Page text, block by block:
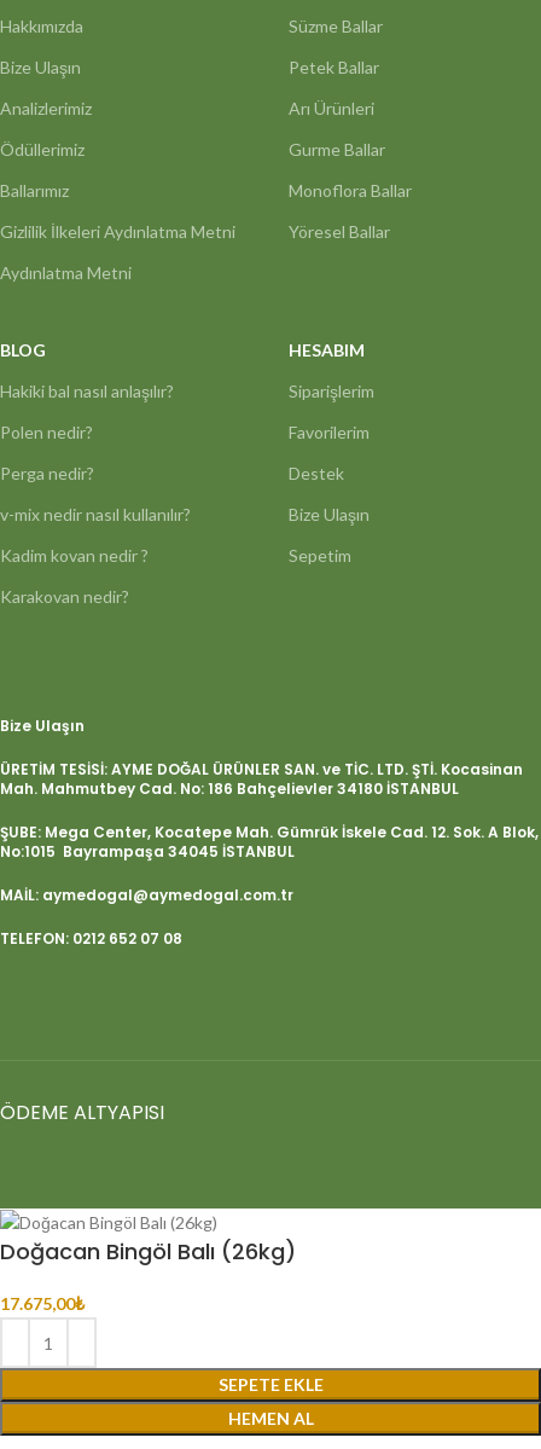
Hakkımızda
Bize Ulaşın
Analizlerimiz
Ödüllerimiz
Ballarımız
Gizlilik İlkeleri Aydınlatma Metni
Aydınlatma Metni
Süzme Ballar
Petek Ballar
Arı Ürünleri
Gurme Ballar
Monoflora Ballar
Yöresel Ballar
BLOG
Hakiki bal nasıl anlaşılır?
Polen nedir?
Perga nedir?
v-mix nedir nasıl kullanılır?
Kadim kovan nedir ?
Karakovan nedir?
HESABIM
Siparişlerim
Favorilerim
Destek
Bize Ulaşın
Sepetim
Bize Ulaşın
ÜRETİM TESİSİ: AYME DOĞAL ÜRÜNLER SAN. ve TİC. LTD. ŞTİ. Kocasinan
Mah. Mahmutbey Cad. No: 186 Bahçelievler 34180 İSTANBUL
ŞUBE: Mega Center, Kocatepe Mah. Gümrük İskele Cad. 12. Sok. A Blok,
No:1015 Bayrampaşa 34045 İSTANBUL
MAİL: aymedogal@aymedogal.com.tr
TELEFON: 0212 652 07 08
ÖDEME ALTYAPISI
Doğacan Bingöl Balı (26kg)
17.675,00₺
SEPETE EKLE
HEMEN AL